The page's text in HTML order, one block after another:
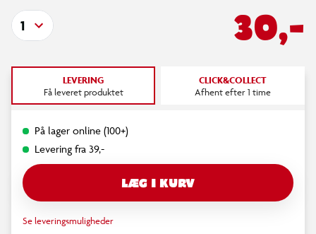
30,-
1
LEVERING
Få leveret produktet
CLICK&COLLECT
Afhent efter 1 time
På lager online (100+)
Levering fra 39,-
LÆG I KURV
Se leveringsmuligheder